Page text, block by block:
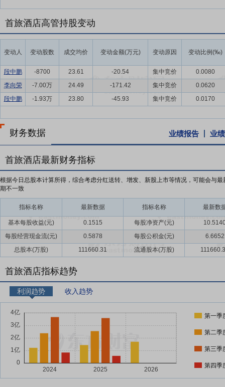
首旅酒店高管持股变动
变动人 变动股数 成交均价 变动金额(万元) 变动原因 变动比例(‰)
段中鹏 -8700 23.61 -20.54 集中竞价
0.0080
李向荣
-7.00万 24.49 -171.42 集中竞价
0.0620
段中鹏
-1.93万 23.80 -45.93 集中竞价 0.0170
财务数据 业绩报告 业
首旅酒店最新财务指标
根据今日总股本计算所得，综合考虑分红送转、增发、新股上市等情况，可能会与最
期不一致
指标名称 最新数据 指标名称 最新数
基本每股收益(元) 0.1515 每股净资产(元)
每股经营现金流(元)
0.5878 每股公积金(元)
6.6652
总股本(万股)
111660.31 流通股本(万股)
首旅酒店指标趋势
利润趋势 收入趋势
第一季
第二季
第三季
第四季